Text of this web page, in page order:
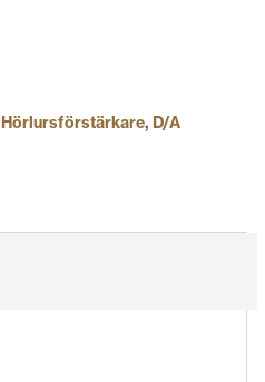
Hörlursförstärkare, D/A